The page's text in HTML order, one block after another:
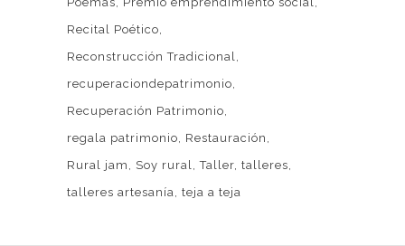
Recital Poético
Reconstrucción Tradicional
recuperaciondepatrimonio
Recuperación Patrimonio
regala patrimonio
Restauración
Rural jam
Soy rural Taller talleres
talleres artesanía teja a teja